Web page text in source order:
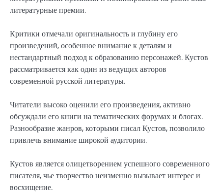
литературные премии.
Критики отмечали оригинальность и глубину его
произведений, особенное внимание к деталям и
нестандартный подход к образованию персонажей. Кустов
рассматривается как один из ведущих авторов
современной русской литературы.
Читатели высоко оценили его произведения, активно
обсуждали его книги на тематических форумах и блогах.
Разнообразие жанров, которыми писал Кустов, позволило
привлечь внимание широкой аудитории.
Кустов является олицетворением успешного современного
писателя, чье творчество неизменно вызывает интерес и
восхищение.